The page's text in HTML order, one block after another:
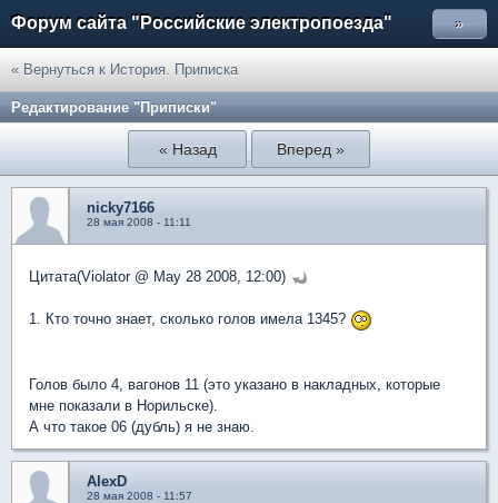
Форум сайта "Российские электропоезда" »
« Вернуться к История. Приписка
Редактирование "Приписки"
« Назад Вперед »
nicky7166
28 мая 2008 - 11:11
Цитата(Violator @ May 28 2008, 12:00)
1. Кто точно знает, сколько голов имела 1345?
Голов было 4, вагонов 11 (это указано в накладных, которые
мне показали в Норильске).
А что такое 06 (дубль) я не знаю.
AlexD
28 мая 2008 - 11:57